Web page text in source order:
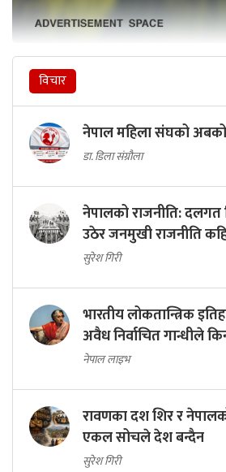
विचार
नेपाल महिला संघको
डा. डिला संग्रौला
नेपालको राजनीति: दलगत
उठेर जनमुखी राजनीति
सुरेश गिरी
भारतीय लोकतान्त्रिक
अवैध निर्वाचित गान्धीले
नेपाल लाइभ
रावणका दश शिर र
एकल सोचले देश बन्दैन
सुरेश गिरी